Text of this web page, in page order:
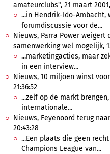
amateurclubs", 21 maart 2001,
...in Hendrik-Ido-Ambacht,
forumdiscussie voor de...
Nieuws, Parra Power weigert
samenwerking wel mogelijk,
...marketingacties, maar
in een interview...
Nieuws, 10 miljoen winst
21:36:52
...zelf op de markt
internationale...
Nieuws, Feyenoord terug
20:43:28
...Een plaats die geen
Champions League van...